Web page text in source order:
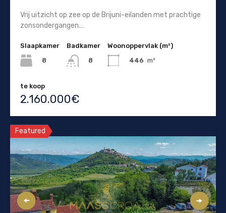
Vrij uitzicht op zee op de Brijuni-eilanden met prachtige
zonsondergangen.…
Slaapkamer
8
Badkamer
8
Woonoppervlak (m²)
446 m²
te koop
2.160.000€
Featured